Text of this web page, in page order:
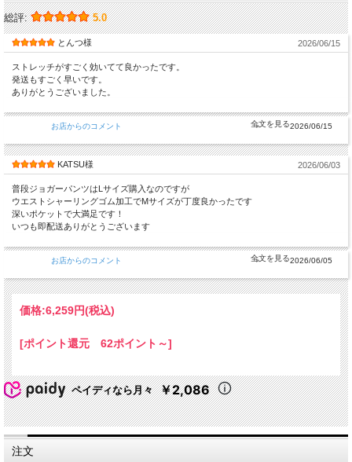
総評: 5.0
とんつ様 2026/06/15
ストレッチがすごく効いてて良かったです。
発送もすごく早いです。
ありがとうございました。
お店からのコメント 2026/06/15
KATSU様 2026/06/03
普段ジョガーパンツはLサイズ購入なのですが
ウエストシャーリングゴム加工でMサイズが丁度良かったです
深いポケットで大満足です！
いつも即配送ありがとうございます
お店からのコメント 2026/06/05
価格:6,259円(税込)
[ポイント還元 62ポイント～]
ペイディなら月々 ￥2,086
注文